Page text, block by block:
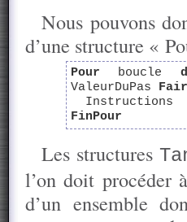
Nous pouvons
d’une structure «
Pour boucle
ValeurDuPas
Instructions
FinPour
Les structures
l’on doit procéder
d’un ensemble